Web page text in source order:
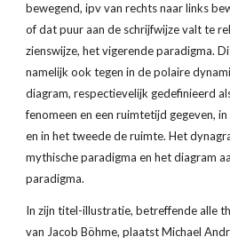
bewegend, ipv van rechts naar links
of dat puur aan de schrijfwijze valt te
zienswijze, het vigerende paradigma.
namelijk ook tegen in de polaire
diagram, respectievelijk gedefinieerd
fenomeen en een ruimtetijd gegeven,
en in het tweede de ruimte. Het
mythische paradigma en het diagram
paradigma.
In zijn titel-illustratie, betreffende alle
van Jacob Böhme, plaatst Michael